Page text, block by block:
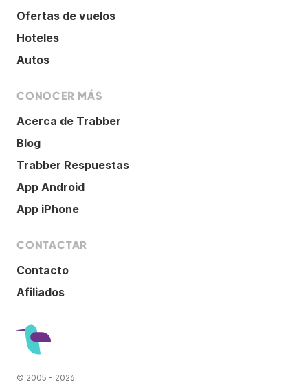
Ofertas de vuelos
Hoteles
Autos
CONOCER MÁS
Acerca de Trabber
Blog
Trabber Respuestas
App Android
App iPhone
CONTACTAR
Contacto
Afiliados
© 2005 - 2026